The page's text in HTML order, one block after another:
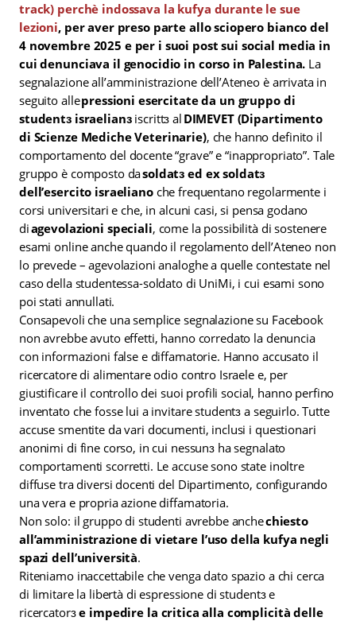
track) perchè indossava la kufya durante le sue
lezioni, per aver preso parte allo sciopero bianco del
4 novembre 2025 e per i suoi post sui social media in
cui denunciava il genocidio in corso in Palestina. La
segnalazione all’amministrazione dell’Ateneo è arrivata in
seguito allepressioni esercitate da un gruppo di
studentɜ israelianɜ iscrittɜ al DIMEVET (Dipartimento
di Scienze Mediche Veterinarie), che hanno definito il
comportamento del docente “grave” e “inappropriato”. Tale
gruppo è composto dasoldatɜ ed ex soldatɜ
dell’esercito israeliano che frequentano regolarmente i
corsi universitari e che, in alcuni casi, si pensa godano
diagevolazioni speciali, come la possibilità di sostenere
esami online anche quando il regolamento dell’Ateneo non
lo prevede – agevolazioni analoghe a quelle contestate nel
caso della studentessa-soldato di UniMi, i cui esami sono
poi stati annullati.
Consapevoli che una semplice segnalazione su Facebook
non avrebbe avuto effetti, hanno corredato la denuncia
con informazioni false e diffamatorie. Hanno accusato il
ricercatore di alimentare odio contro Israele e, per
giustificare il controllo dei suoi profili social, hanno perfino
inventato che fosse lui a invitare studentɜ a seguirlo. Tutte
accuse smentite da vari documenti, inclusi i questionari
anonimi di fine corso, in cui nessunɜ ha segnalato
comportamenti scorretti. Le accuse sono state inoltre
diffuse tra diversi docenti del Dipartimento, configurando
una vera e propria azione diffamatoria.
Non solo: il gruppo di studenti avrebbe anchechiesto
all’amministrazione di vietare l’uso della kufya negli
spazi dell’università.
Riteniamo inaccettabile che venga dato spazio a chi cerca
di limitare la libertà di espressione di studentɜ e
ricercatorɜe impedire la critica alla complicità delle